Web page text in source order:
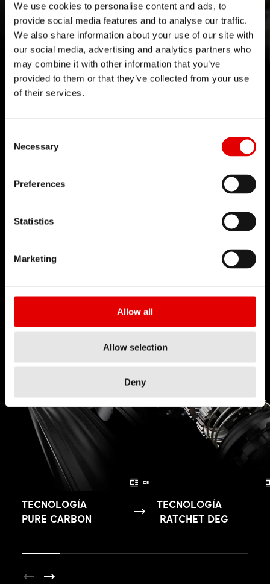
We use cookies to personalise content and ads, to
provide social media features and to analyse our traffic.
We also share information about your use of our site with
our social media, advertising and analytics partners who
may combine it with other information that you’ve
provided to them or that they’ve collected from your use
of their services.
Necessary
Preferences
Statistics
Marketing
Allow all
Allow selection
Deny
Siente la vivacidad con nuestra nueva serie 1500.
Más información
perseguimos la perfección en el desarrollo de
nuevos productos. Nuestro principio rector es
llevar los límites de la tecnología cada vez más
TECNOLOGÍA
PURE CARBON
TECNOLOGÍA
RATCHET DEG